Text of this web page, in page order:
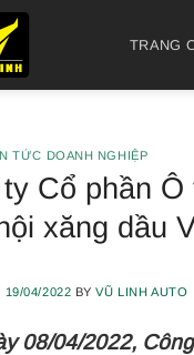
TRANG
TỨC DOANH NGHIỆP
Cổ phần
xăng dầu
19/04/2022 BYVŨ LINH AUTO
08/04/2022,